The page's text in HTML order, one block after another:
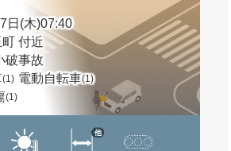
日(木)07:40
付近
破事故
(1) 電動自転車(1)
(1)
他